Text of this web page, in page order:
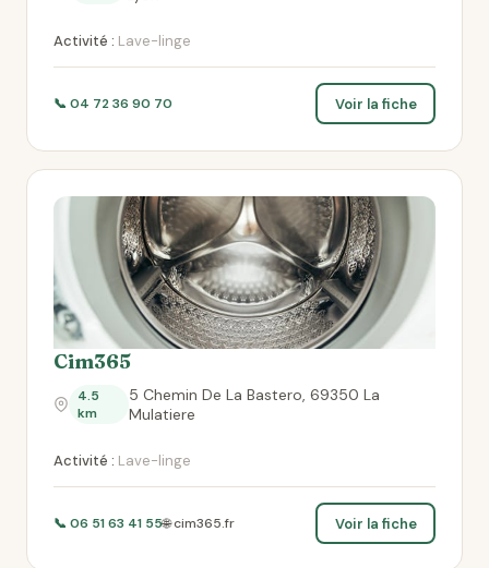
Activité : Lave-linge
📞 04 72 36 90 70 Voir la fiche
Cim365
4.5
km
5 Chemin De La Bastero, 69350 La
Mulatiere
Activité : Lave-linge
📞 06 51 63 41 55🌐 cim365.fr Voir la fiche